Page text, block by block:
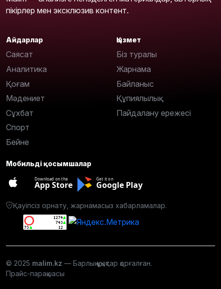
пікірлер мен эксклюзив контент.
Айдарлар
Саясат
Аналитика
Қоғам
Мәдениет
Сұхбат
Спорт
Бейне
Қызмет
Біз туралы
Жарнама
Байланыс
Құпиялылық
Пайдалану ережесі
Мобильді қосымшалар
Download on the
App Store
Get it on
Google Play
Қауіпсіз орнату, жарнамасыз хабарламалар.
© 2025 malim.kz — Барлық құқықтар қорғалған.
Прайс-парақшасы